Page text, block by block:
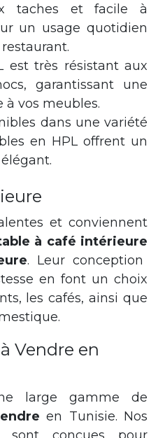
taches et facile à
un usage quotidien
est très résistant aux
garantissant une
à vos meubles.
dans une variété
en HPL offrent un
et conviennent
à café intérieure
. Leur conception
en font un choix
les cafés, ainsi que
Vendre en
large gamme de
en Tunisie. Nos